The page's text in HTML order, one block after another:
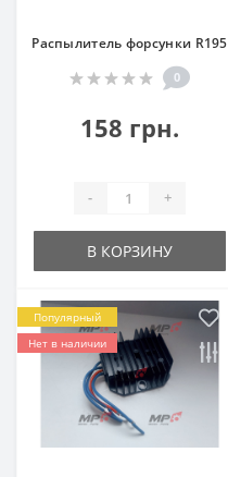
Распылитель форсунки R195
0
158 грн.
- +
В КОРЗИНУ
Популярный
Нет в наличии